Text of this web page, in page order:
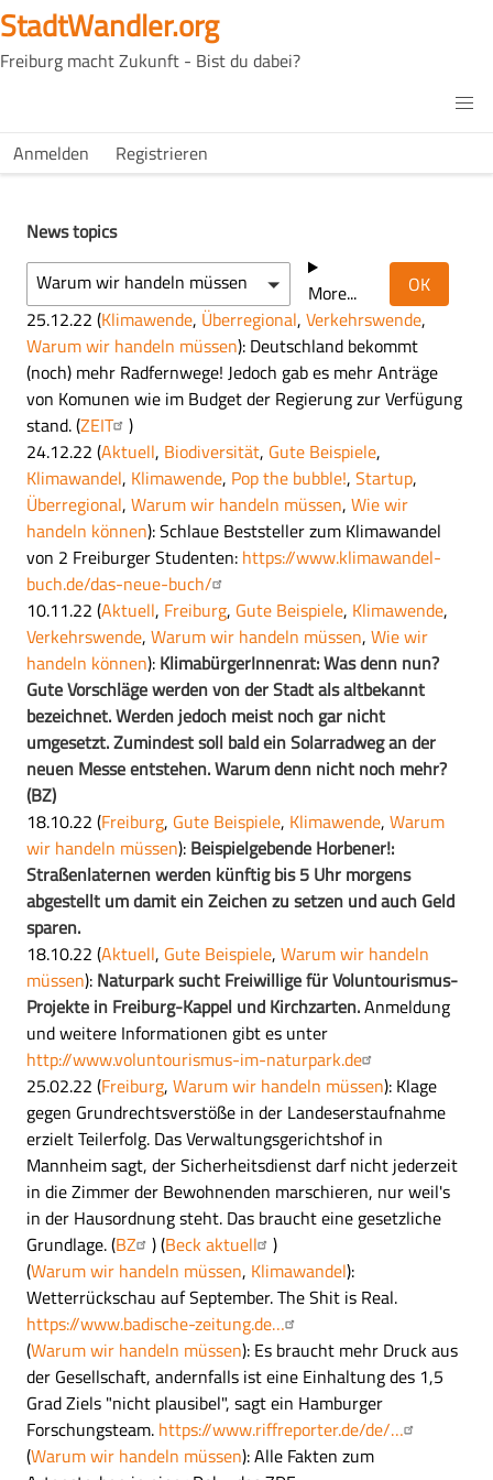
Direkt
zum
Inhalt
StadtWandler.org
Freiburg macht Zukunft - Bist du dabei?
Main
H4C
USER
Anmelden Registrieren
News topics
Warum wir handeln müssen
More...
25.12.22 (Klimawende, Überregional, Verkehrswende,
Warum wir handeln müssen): Deutschland bekommt
(noch) mehr Radfernwege! Jedoch gab es mehr Anträge
von Komunen wie im Budget der Regierung zur Verfügung
stand. (ZEIT )
24.12.22 (Aktuell, Biodiversität, Gute Beispiele,
Klimawandel, Klimawende, Pop the bubble!, Startup,
Überregional, Warum wir handeln müssen, Wie wir
handeln können): Schlaue Beststeller zum Klimawandel
von 2 Freiburger Studenten: https://www.klimawandel-
buch.de/das-neue-buch/
10.11.22 (Aktuell, Freiburg, Gute Beispiele, Klimawende,
Verkehrswende, Warum wir handeln müssen, Wie wir
handeln können): KlimabürgerInnenrat: Was denn nun?
Gute Vorschläge werden von der Stadt als altbekannt
bezeichnet. Werden jedoch meist noch gar nicht
umgesetzt. Zumindest soll bald ein Solarradweg an der
neuen Messe entstehen. Warum denn nicht noch mehr?
(BZ)
18.10.22 (Freiburg, Gute Beispiele, Klimawende, Warum
wir handeln müssen): Beispielgebende Horbener!:
Straßenlaternen werden künftig bis 5 Uhr morgens
abgestellt um damit ein Zeichen zu setzen und auch Geld
sparen.
18.10.22 (Aktuell, Gute Beispiele, Warum wir handeln
müssen): Naturpark sucht Freiwillige für Voluntourismus-
Projekte in Freiburg-Kappel und Kirchzarten.Anmeldung
und weitere Informationen gibt es unter
http://www.voluntourismus-im-naturpark.de
25.02.22 (Freiburg, Warum wir handeln müssen): Klage
gegen Grundrechtsverstöße in der Landeserstaufnahme
erzielt Teilerfolg. Das Verwaltungsgerichtshof in
Mannheim sagt, der Sicherheitsdienst darf nicht jederzeit
in die Zimmer der Bewohnenden marschieren, nur weil's
in der Hausordnung steht. Das braucht eine gesetzliche
Grundlage. (BZ ) (Beck aktuell
)
(Warum wir handeln müssen, Klimawandel):
Wetterrückschau auf September. The Shit is Real.
https://www.badische-zeitung.de…
(Warum wir handeln müssen): Es braucht mehr Druck aus
der Gesellschaft, andernfalls ist eine Einhaltung des 1,5
Grad Ziels "nicht plausibel", sagt ein Hamburger
Forschungsteam. https://www.riffreporter.de/de/…
(Warum wir handeln müssen): Alle Fakten zum